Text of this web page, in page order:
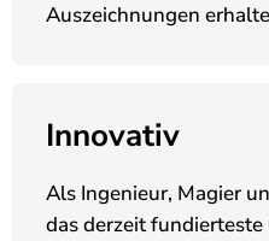
Auszeichnungen
Innovativ
Als Ingenieur, Magier
das derzeit